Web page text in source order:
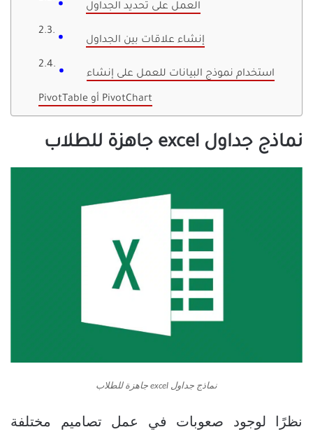
العمل على تحديد الجداول
إنشاء علاقات بين الجداول
استخدام نموذج البيانات للعمل على إنشاء
PivotTable أو PivotChart
نماذج جداول excel جاهزة للطلاب
نماذج جداول excel جاهزة للطلاب
نظرًا لوجود صعوبات في عمل تصاميم مختلفة